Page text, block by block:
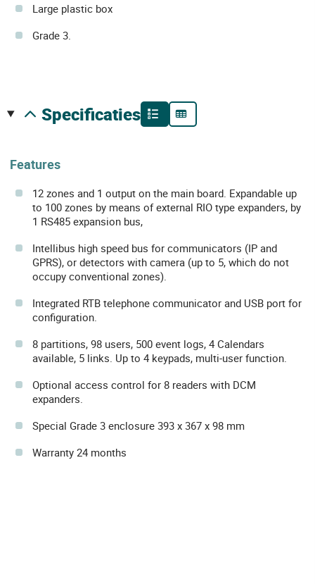
Large plastic box
Grade 3.
specificaties
Features
12 zones and 1 output on the main board. Expandable up
to 100 zones by means of external RIO type expanders, by
1 RS485 expansion bus,
Intellibus high speed bus for communicators (IP and
GPRS), or detectors with camera (up to 5, which do not
occupy conventional zones).
Integrated RTB telephone communicator and USB port for
configuration.
8 partitions, 98 users, 500 event logs, 4 Calendars
available, 5 links. Up to 4 keypads, multi-user function.
Optional access control for 8 readers with DCM
expanders.
Special Grade 3 enclosure 393 x 367 x 98 mm
Warranty 24 months